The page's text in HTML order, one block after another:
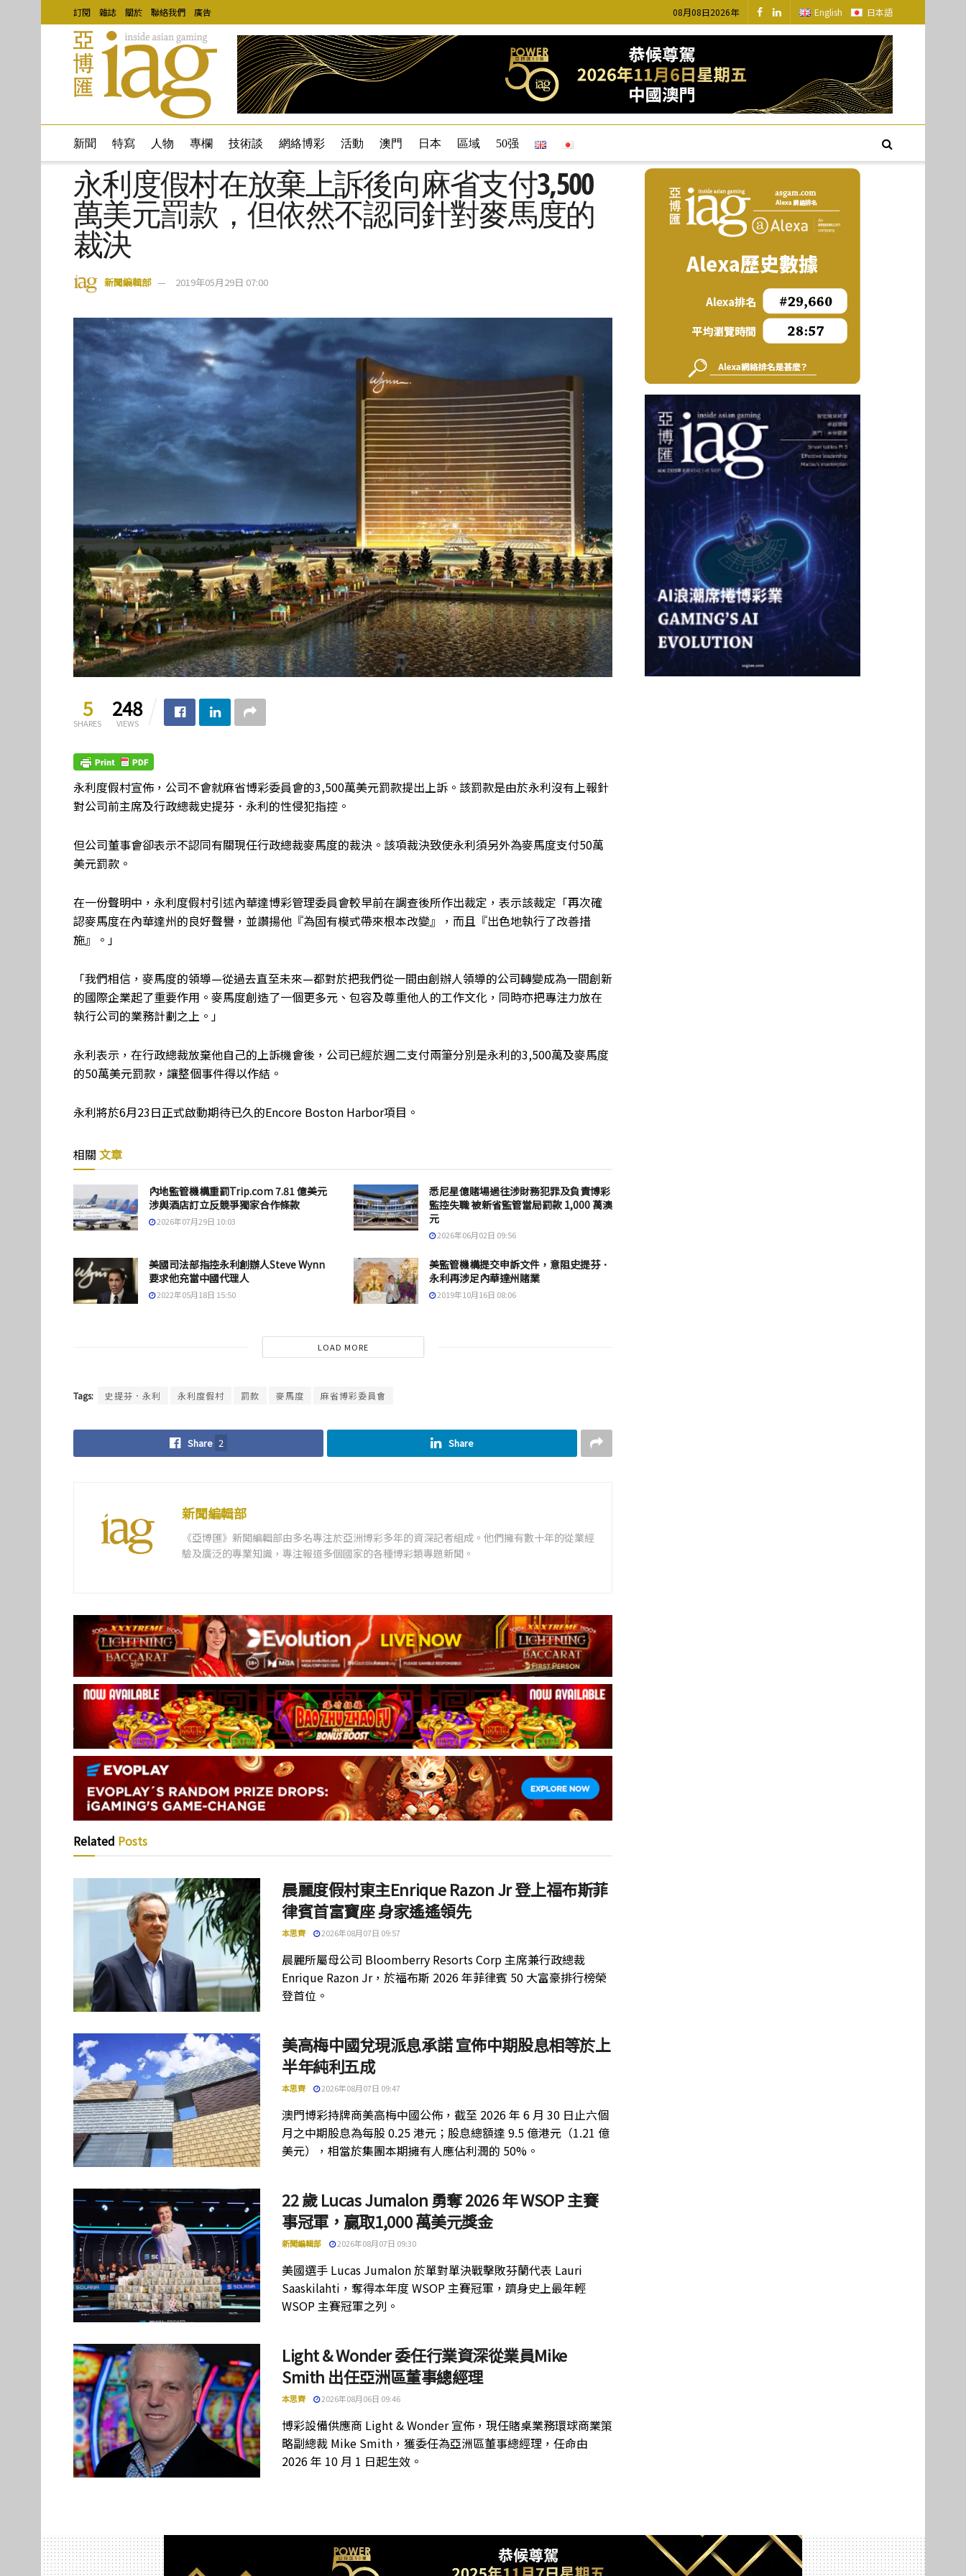
訂閱 雜誌 關於 聯絡我們 廣告 08月08日2026年 English 日本語
新聞 特寫 人物 專欄 技術談 網絡博彩 活動 澳門 日本 區域 50强
永利度假村在放棄上訴後向麻省支付3,500
萬美元罰款，但依然不認同針對麥馬度的
裁決
新聞編輯部 2019年05月29日 07:00
5
SHARES
248
VIEWS
永利度假村宣佈，公司不會就麻省博彩委員會的3,500萬美元罰款提出上訴。該罰款是由於永利沒有上報針
對公司前主席及行政總裁史提芬．永利的性侵犯指控。
但公司董事會卻表示不認同有關現任行政總裁麥馬度的裁決。該項裁決致使永利須另外為麥馬度支付50萬
美元罰款。
在一份聲明中，永利度假村引述內華達博彩管理委員會較早前在調查後所作出裁定，表示該裁定「再次確
認麥馬度在內華達州的良好聲譽，並讚揚他『為固有模式帶來根本改變』，而且『出色地執行了改善措
施』。」
「我們相信，麥馬度的領導—從過去直至未來—都對於把我們從一間由創辦人領導的公司轉變成為一間創新
的國際企業起了重要作用。麥馬度創造了一個更多元、包容及尊重他人的工作文化，同時亦把專注力放在
執行公司的業務計劃之上。」
永利表示，在行政總裁放棄他自己的上訴機會後，公司已經於週二支付兩筆分別是永利的3,500萬及麥馬度
的50萬美元罰款，讓整個事件得以作結。
永利將於6月23日正式啟動期待已久的Encore Boston Harbor項目。
相關 文章
內地監管機構重罰Trip.com 7.81 億美元
涉與酒店訂立反競爭獨家合作條款
2026年07月29日 10:03
悉尼星億賭場過往涉財務犯罪及負責博彩
監控失職 被新省監管當局罰款 1,000 萬澳
元
2026年06月02日 09:56
美國司法部指控永利創辦人Steve Wynn
要求他充當中國代理人
2022年05月18日 15:50
美監管機構提交申訴文件，意阻史提芬．
永利再涉足內華達州賭業
2019年10月16日 08:06
LOAD MORE
Tags: 史提芬．永利 永利度假村 罰款 麥馬度 麻省博彩委員會
Share 2 Share
新聞編輯部
《亞博匯》新聞編輯部由多名專注於亞洲博彩多年的資深記者組成。他們擁有數十年的從業經
驗及廣泛的專業知識，專注報道多個國家的各種博彩類專題新聞。
Related Posts
晨麗度假村東主Enrique Razon Jr 登上福布斯菲
律賓首富寶座 身家遙遙領先
本思齊 2026年08月07日 09:57
晨麗所屬母公司 Bloomberry Resorts Corp 主席兼行政總裁
Enrique Razon Jr，於福布斯 2026 年菲律賓 50 大富豪排行榜榮
登首位。
美高梅中國兌現派息承諾 宣佈中期股息相等於上
半年純利五成
本思齊 2026年08月07日 09:47
澳門博彩持牌商美高梅中國公佈，截至 2026 年 6 月 30 日止六個
月之中期股息為每股 0.25 港元；股息總額達 9.5 億港元（1.21 億
美元），相當於集團本期擁有人應佔利潤的 50%。
22 歲 Lucas Jumalon 勇奪 2026 年 WSOP 主賽
事冠軍，贏取1,000 萬美元獎金
新聞編輯部 2026年08月07日 09:30
美國選手 Lucas Jumalon 於單對單決戰擊敗芬蘭代表 Lauri
Saaskilahti，奪得本年度 WSOP 主賽冠軍，躋身史上最年輕
WSOP 主賽冠軍之列。
Light & Wonder 委任行業資深從業員Mike
Smith 出任亞洲區董事總經理
本思齊 2026年08月06日 09:46
博彩設備供應商 Light & Wonder 宣佈，現任賭桌業務環球商業策
略副總裁 Mike Smith，獲委任為亞洲區董事總經理，任命由
2026 年 10 月 1 日起生效。